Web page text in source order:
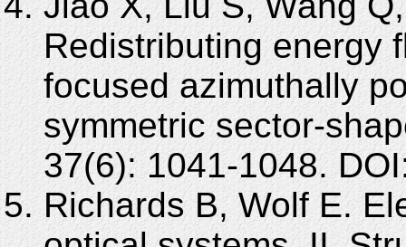
Redistributing energy
focused azimuthally
symmetric sector-
37(6): 1041-1048.
Richards B, Wolf E.